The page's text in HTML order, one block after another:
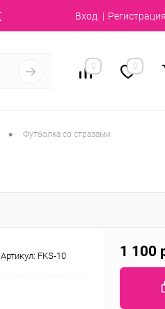
Вход Регистрация
0 0
• Футболка со стразами
Артикул: FKS-10 1 100